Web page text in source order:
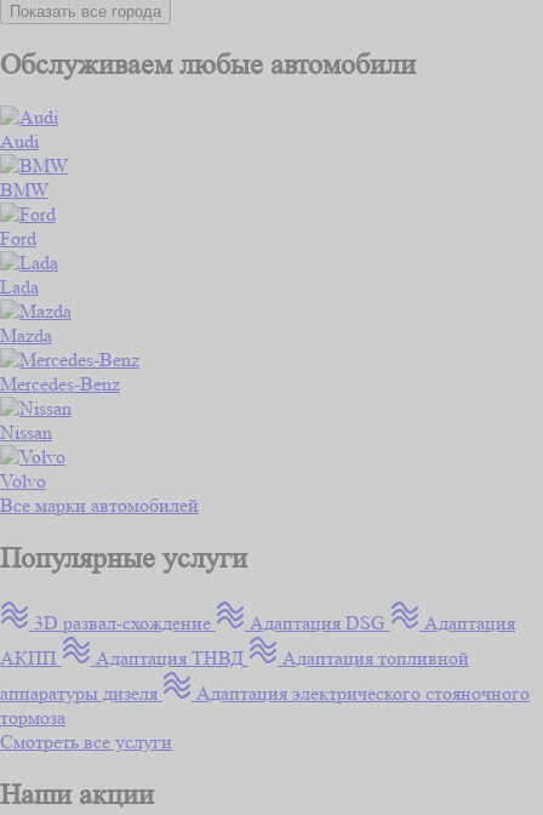
Показать все города
Обслуживаем любые автомобили
Audi
BMW
Ford
Lada
Mazda
Mercedes-Benz
Nissan
Volvo
Все марки автомобилей
Популярные услуги
3D развал-схождение Адаптация DSG
Адаптация
АКПП
Адаптация ТНВД
Адаптация топливной
аппаратуры дизеля
Адаптация электрического стояночного
тормоза
Смотреть все услуги
Наши акции